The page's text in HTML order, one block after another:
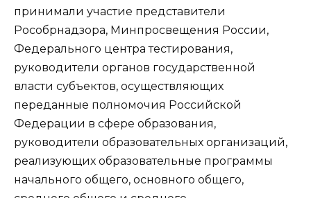
принимали участие представители
Рособрнадзора, Минпросвещения России,
Федерального центра тестирования,
руководители органов государственной
власти субъектов, осуществляющих
переданные полномочия Российской
Федерации в сфере образования,
руководители образовательных организаций,
реализующих образовательные программы
начального общего, основного общего,